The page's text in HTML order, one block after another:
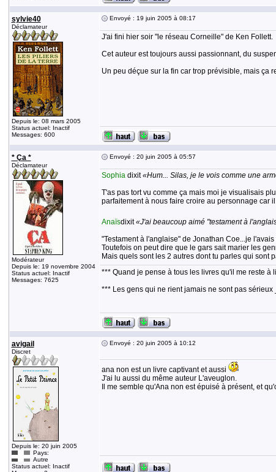
sylvie40
Déclamateur
Depuis le: 08 mars 2005
Status actuel: Inactif
Messages: 600
Envoyé : 19 juin 2005 à 08:17
J'ai fini hier soir "le réseau Corneille" de Ken Follett.
Cet auteur est toujours aussi passionnant, du
Un peu déçue sur la fin car trop prévisible, mais ça
* Ça *
Déclamateur
Modérateur
Depuis le: 19 novembre 2004
Status actuel: Inactif
Messages: 7625
Envoyé : 20 juin 2005 à 05:57
Sophiadixit«Hum... Silas, je le vois comme une
T'as pas tort vu comme ça mais moi je visualisais
parfaitement à nous faire croire au personnage car
Anaïsdixit«J'ai beaucoup aimé "testament à
"Testament à l'anglaise" de Jonathan Coe...je
Toutefois on peut dire que le gars sait marier les
Mais quels sont les 2 autres dont tu parles qui sont
*** Quand je pense à tous les livres qu'il me reste à
*** Les gens qui ne rient jamais ne sont pas sérieux
avigail
Discret
Depuis le: 20 juin 2005
Pays:
Autre
Status actuel: Inactif
Envoyé : 20 juin 2005 à 10:12
ana non est un livre captivant et aussi
J'ai lu aussi du même auteur L'aveuglon.
Il me semble qu'Ana non est épuisé à présent, et